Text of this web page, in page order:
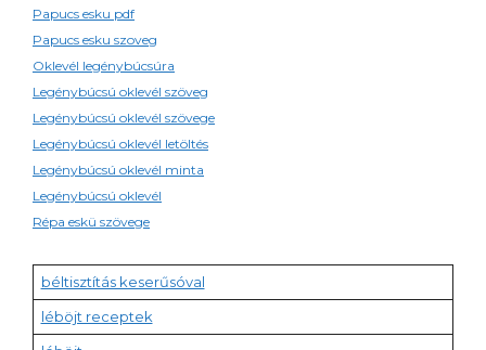
Papucs esku pdf
Papucs esku szoveg
Oklevél legénybúcsúra
Legénybúcsú oklevél szöveg
Legénybúcsú oklevél szövege
Legénybúcsú oklevél letöltés
Legénybúcsú oklevél minta
Legénybúcsú oklevél
Répa eskü szövege
béltisztítás keserűsóval
léböjt receptek